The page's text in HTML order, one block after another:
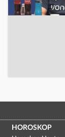
HOROSKOP